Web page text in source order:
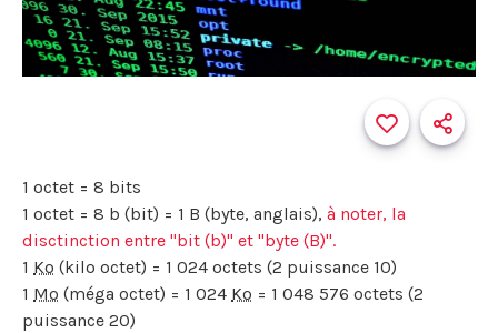
1 octet = 8 bits
1 octet = 8 b (bit) = 1 B (byte, anglais), à noter, la
disctinction entre "bit (b)" et "byte (B)".
1 Ko (kilo octet) = 1 024 octets (2 puissance 10)
1 Mo (méga octet) = 1 024 Ko = 1 048 576 octets (2
puissance 20)